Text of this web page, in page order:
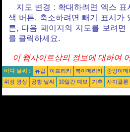
지도 변경 : 확대하려면 엑스 표
색 버튼, 축소하려면 빼기 표시가
튼, 다음 페이지의 지도를 보려면
를 클릭하세요.
이 웹사이트상의 정보에 대하여
바다 날씨 : 유럽 아프리카 북아메리카 중앙아메
위성 영상
공항 날씨 10일간 예보 기후 사이클론